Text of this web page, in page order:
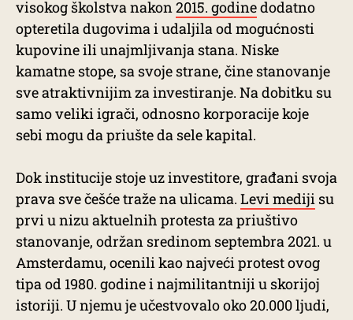
visokog školstva nakon2015. godinedodatno
opteretila dugovima i udaljila od mogućnosti
kupovine ili unajmljivanja stana. Niske
kamatne stope, sa svoje strane, čine stanovanje
sve atraktivnijim za investiranje. Na dobitku su
samo veliki igrači, odnosno korporacije koje
sebi mogu da priušte da sele kapital.
Dok institucije stoje uz investitore, građani svoja
prava sve češće traže na ulicama. Levi mediji su
prvi u nizu aktuelnih protesta za priuštivo
stanovanje, održan sredinom septembra 2021. u
Amsterdamu, ocenili kao najveći protest ovog
tipa od 1980. godine i najmilitantniji u skorijoj
istoriji. U njemu je učestvovalo oko 20.000 ljudi,